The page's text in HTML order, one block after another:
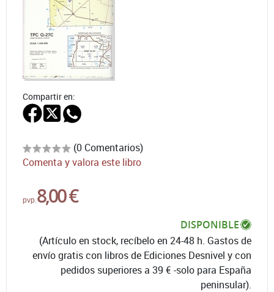
Compartir en:
(0 Comentarios)
Comenta y valora este libro
pvp. 8,00 €
DISPONIBLE
(Artículo en stock, recíbelo en 24-48 h. Gastos de
envío gratis con libros de Ediciones Desnivel y con
pedidos superiores a 39 € -solo para España
peninsular).